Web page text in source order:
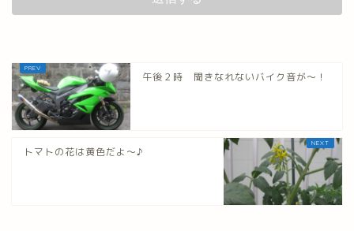
午後２時 聞きなれないバイク音が～！
トマトの花は黄色だよ～♪